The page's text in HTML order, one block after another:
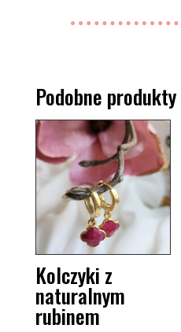
Podobne produkty
Kolczyki z
naturalnym
rubinem